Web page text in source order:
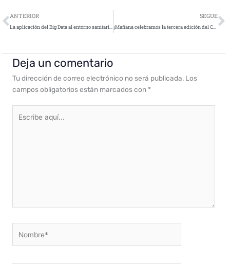
Ant
ANTERIOR
La aplicación del Big Data al entorno sanitario ha de garantizar la seguridad y privacidad de los datos clínicos
SEGUE
¡Mañana celebramos la tercera edición del CISO Day en formato híbrido!
Deja un comentario
Tu dirección de correo electrónico no será publicada. Los
campos obligatorios están marcados con *
aquí...